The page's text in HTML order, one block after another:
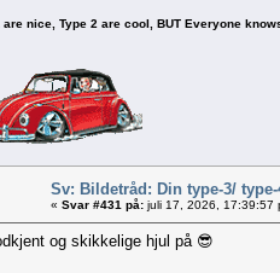
are nice, Type 2 are cool, BUT Everyone
Sv: Bildetråd: Din type-3/ type-
« Svar #431 på: juli 17, 2026, 17:39:57
og skikkelige hjul på 😎